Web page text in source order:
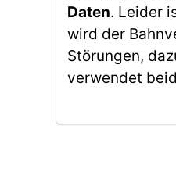
Daten. Leider
wird der
Störungen,
verwendet